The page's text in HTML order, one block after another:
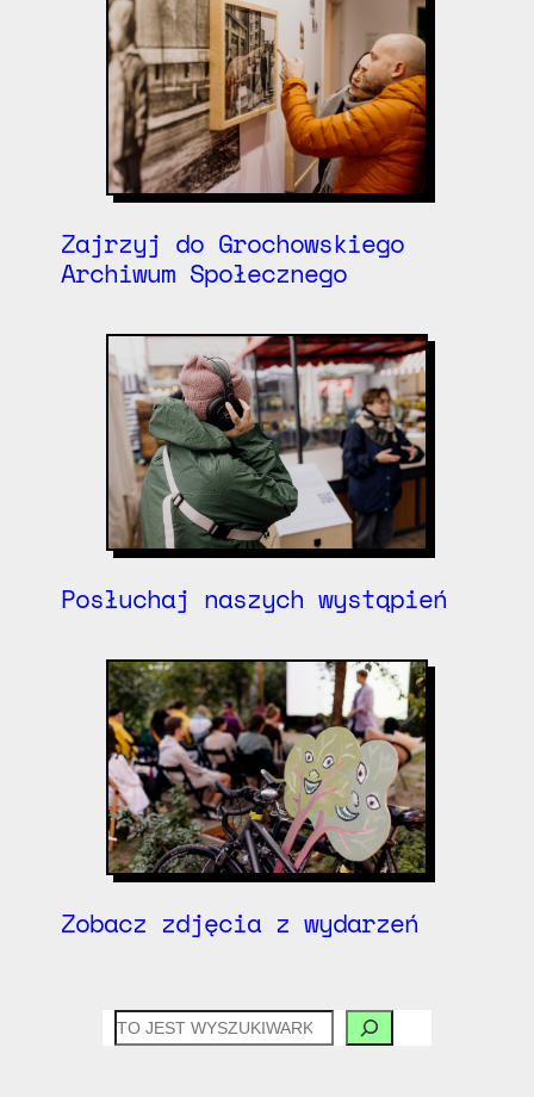
Zajrzyj do Grochowskiego
Archiwum Społecznego
Posłuchaj naszych wystąpień
Zobacz zdjęcia z wydarzeń
CZEGO
SZUKASZ?